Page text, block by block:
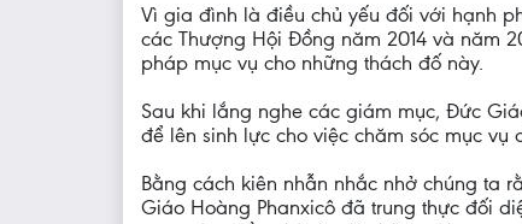
Vì gia đình là điều chủ yếu đối với hạnh
các Thượng Hội Đồng năm 2014 và năm
pháp mục vụ cho những thách đố này.
Sau khi lắng nghe các giám mục, Đức
để lên sinh lực cho việc chăm sóc mục
Bằng cách kiên nhẫn nhắc nhở chúng ta
Giáo Hoàng Phanxicô đã trung thực đối